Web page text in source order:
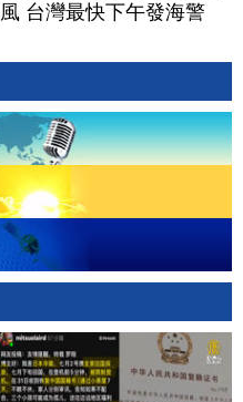
風 台灣最快下午發海警